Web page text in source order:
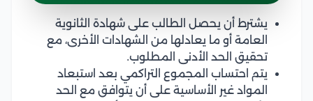
يشترط أن يحصل الطالب على شهادة الثانوية
العامة أو ما يعادلها من الشهادات الأخرى، مع
تحقيق الحد الأدنى المطلوب.
يتم احتساب المجموع التراكمي بعد استبعاد
المواد غير الأساسية على أن يتوافق مع الحد